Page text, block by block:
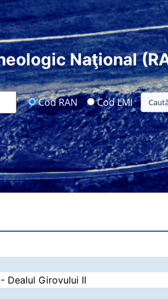
Naţional
Cod RAN Cod LMI
Dealul Girovului II